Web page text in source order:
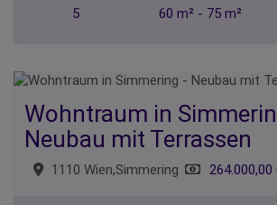
5
60 m² - 75 m²
Wohntraum in
Neubau mit Terrassen
1110 Wien,Simmering